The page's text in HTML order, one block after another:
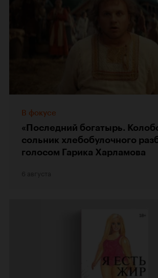
В фокусе
«Последний богатырь.
сольник хлебобулочного
голосом Гарика Харламова